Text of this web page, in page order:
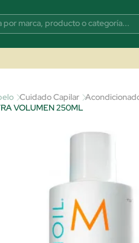
Cuidado Capilar
VOLUMEN 250ML